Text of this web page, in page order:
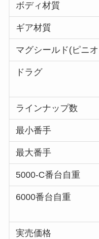
ボディ材質
ギア材質
マグシールド(ピニ
ドラグ
ラインナップ数
最小番手
最大番手
5000-C番台自重
6000番台自重
実売価格